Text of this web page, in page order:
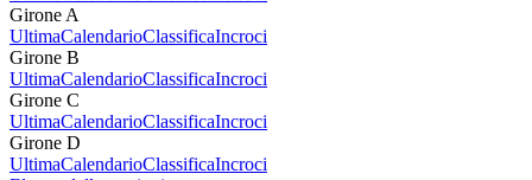
Girone A
UltimaCalendarioClassificaIncroci
Girone B
UltimaCalendarioClassificaIncroci
Girone C
UltimaCalendarioClassificaIncroci
Girone D
UltimaCalendarioClassificaIncroci